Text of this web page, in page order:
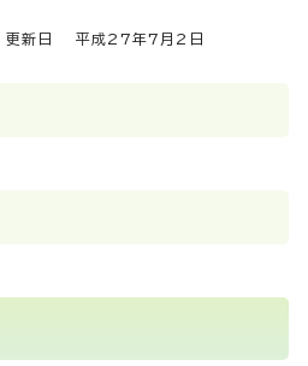
更新日 平成27年7月2日